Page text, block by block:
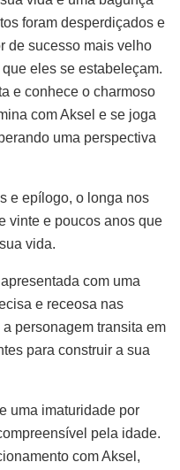
foram desperdiçados e
de sucesso mais velho
eles se estabeleçam.
e conhece o charmoso
com Aksel e se joga
uma perspectiva
e epílogo, o longa nos
vinte e poucos anos que
vida.
com uma
e receosa nas
personagem transita em
para construir a sua
uma imaturidade por
pela idade.
com Aksel,